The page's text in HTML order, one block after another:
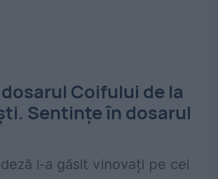
Coifului de la
Sentințe în dosarul
i-a găsit vinovați pe cei